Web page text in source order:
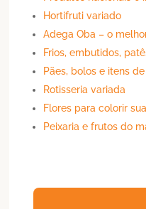
Hortifruti variado
Adega Oba – o
Frios, embutidos,
Pães, bolos e itens
Rotisseria variada
Flores para colorir
Peixaria e frutos do